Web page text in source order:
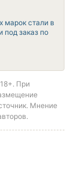
марок стали в
под заказ по
При
Мнение